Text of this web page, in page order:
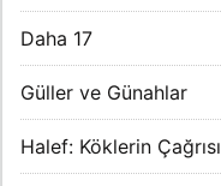
Daha 17
Güller ve Günahlar
Halef: Köklerin Çağrısı